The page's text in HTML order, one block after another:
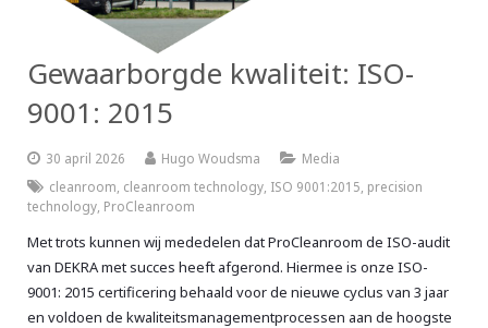
Gewaarborgde kwaliteit: ISO-
9001: 2015
30 april 2026 Hugo Woudsma
Media
cleanroom cleanroom technology ISO 9001:2015 precision
technology ProCleanroom
Met trots kunnen wij mededelen dat ProCleanroom de ISO-audit
van DEKRA met succes heeft afgerond. Hiermee is onze ISO-
9001: 2015 certificering behaald voor de nieuwe cyclus van 3 jaar
en voldoen de kwaliteitsmanagementprocessen aan de hoogste